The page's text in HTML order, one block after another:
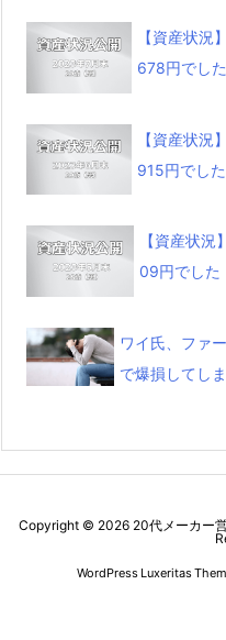
【資産状
678円でした
【資産状
915円でした
【資産状
09円でした
ワイ氏、ファ
で爆損してしま
Copyright © 2026 20代メーカー
WordPress Luxeritas